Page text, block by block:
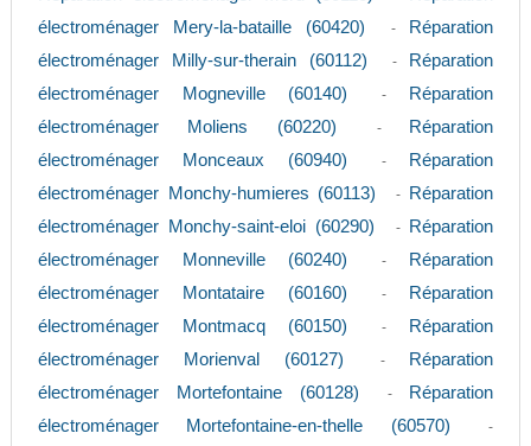
électroménager Mery-la-bataille (60420)
-
Réparation
électroménager Milly-sur-therain (60112)
-
Réparation
électroménager Mogneville (60140)
-
Réparation
électroménager Moliens (60220)
-
Réparation
électroménager Monceaux (60940)
-
Réparation
électroménager Monchy-humieres (60113)
-
Réparation
électroménager Monchy-saint-eloi (60290)
-
Réparation
électroménager Monneville (60240)
-
Réparation
électroménager Montataire (60160)
-
Réparation
électroménager Montmacq (60150)
-
Réparation
électroménager Morienval (60127)
-
Réparation
électroménager Mortefontaine (60128)
-
Réparation
électroménager Mortefontaine-en-thelle (60570)
-